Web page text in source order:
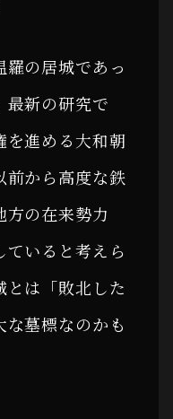
の居城であっ
最新の研究で
を進める大和朝
前から高度な鉄
の在来勢力
ていると考えら
は「敗北した
墓標なのかも